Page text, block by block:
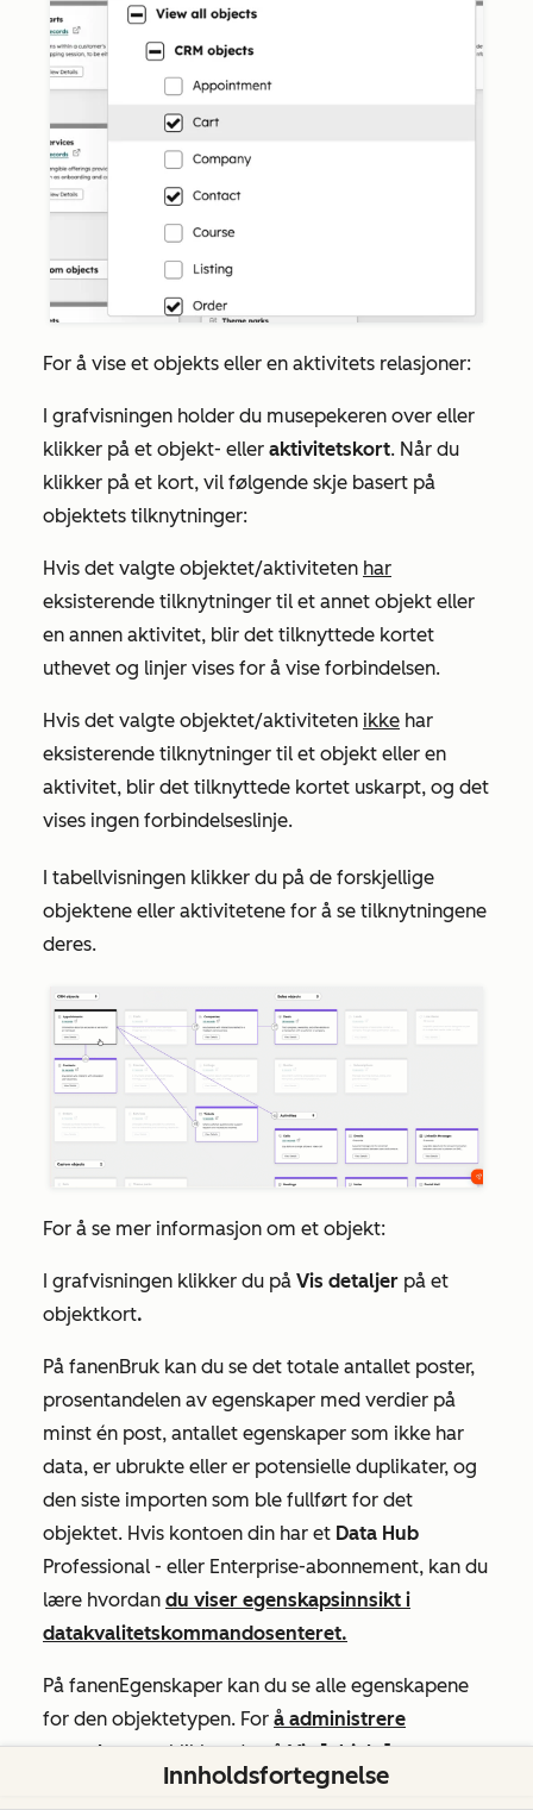
For å vise et objekts eller en aktivitets relasjoner:
I grafvisningen holder du musepekeren over eller
klikker på et objekt- eller aktivitetskort. Når du
klikker på et kort, vil følgende skje basert på
objektets tilknytninger:
Hvis det valgte objektet/aktiviteten har
eksisterende tilknytninger til et annet objekt eller
en annen aktivitet, blir det tilknyttede kortet
uthevet og linjer vises for å vise forbindelsen.
Hvis det valgte objektet/aktiviteten ikke har
eksisterende tilknytninger til et objekt eller en
aktivitet, blir det tilknyttede kortet uskarpt, og det
vises ingen forbindelseslinje.
I tabellvisningen klikker du på de forskjellige
objektene eller aktivitetene for å se tilknytningene
deres.
For å se mer informasjon om et objekt:
I grafvisningen klikker du på Vis detaljer på et
objektkort.
På fanenBruk kan du se det totale antallet poster,
prosentandelen av egenskaper med verdier på
minst én post, antallet egenskaper som ikke har
data, er ubrukte eller er potensielle duplikater, og
den siste importen som ble fullført for det
objektet. Hvis kontoen din har et Data Hub
Professional - eller Enterprise-abonnement, kan du
lære hvordan du viser egenskapsinnsikt i
datakvalitetskommandosenteret.
På fanenEgenskaper kan du se alle egenskapene
for den objektetypen. For å administrere
egenskapeneklikker du påVis [objekt]
egenskapsinnstillinger.
Innholdsfortegnelse